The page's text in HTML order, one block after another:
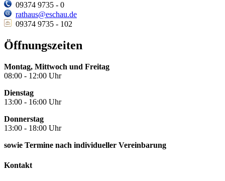
09374 9735 - 0
rathaus@eschau.de
09374 9735 - 102
Öffnungszeiten
Montag, Mittwoch und Freitag
08:00 - 12:00 Uhr
Dienstag
13:00 - 16:00 Uhr
Donnerstag
13:00 - 18:00 Uhr
sowie Termine nach individueller Vereinbarung
Kontakt